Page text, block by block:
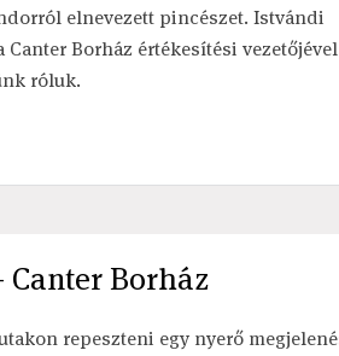
elnevezett pincészet. Istvándi
Canter Borház értékesítési vezetőjével
róluk.
Canter Borház
repeszteni egy nyerő